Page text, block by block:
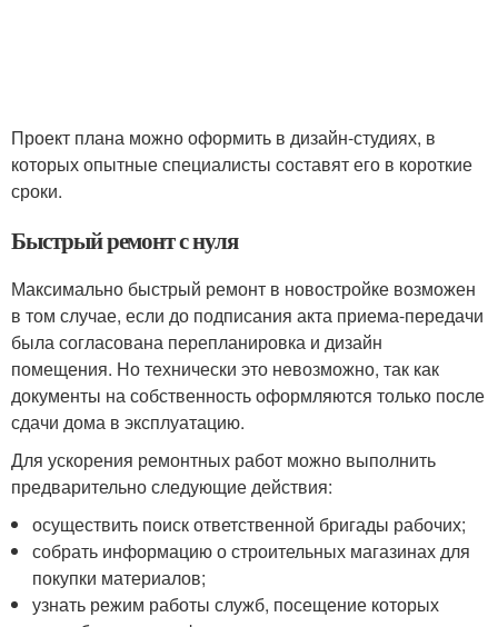
Проект плана можно оформить в дизайн-студиях, в
которых опытные специалисты составят его в короткие
сроки.
Быстрый ремонт с нуля
Максимально быстрый ремонт в новостройке возможен
в том случае, если до подписания акта приема-передачи
была согласована перепланировка и дизайн
помещения. Но технически это невозможно, так как
документы на собственность оформляются только после
сдачи дома в эксплуатацию.
Для ускорения ремонтных работ можно выполнить
предварительно следующие действия:
осуществить поиск ответственной бригады рабочих;
собрать информацию о строительных магазинах для
покупки материалов;
узнать режим работы служб, посещение которых